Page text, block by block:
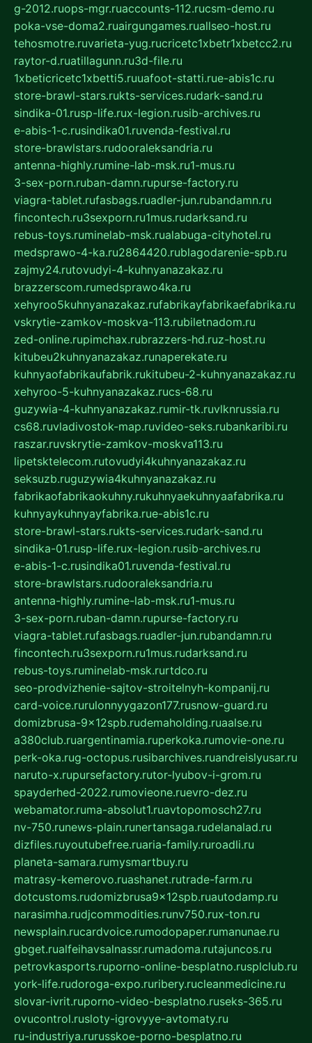
g-2012.ruops-mgr.ruaccounts-112.rucsm-demo.ru
poka-vse-doma2.ruairgungames.ruallseo-host.ru
tehosmotre.ruvarieta-yug.rucricetc1xbetr1xbetcc2.ru
raytor-d.ruatillagunn.ru3d-file.ru
1xbeticricetc1xbetti5.ruuafoot-statti.rue-abis1c.ru
store-brawl-stars.rukts-services.rudark-sand.ru
sindika-01.rusp-life.rux-legion.rusib-archives.ru
e-abis-1-c.rusindika01.ruvenda-festival.ru
store-brawlstars.rudooraleksandria.ru
antenna-highly.rumine-lab-msk.ru1-mus.ru
3-sex-porn.ruban-damn.rupurse-factory.ru
viagra-tablet.rufasbags.ruadler-jun.rubandamn.ru
fincontech.ru3sexporn.ru1mus.rudarksand.ru
rebus-toys.ruminelab-msk.rualabuga-cityhotel.ru
medsprawo-4-ka.ru2864420.rublagodarenie-spb.ru
zajmy24.rutovudyi-4-kuhnyanazakaz.ru
brazzerscom.rumedsprawo4ka.ru
xehyroo5kuhnyanazakaz.rufabrikayfabrikaefabrika.ru
vskrytie-zamkov-moskva-113.rubiletnadom.ru
zed-online.rupimchax.rubrazzers-hd.ruz-host.ru
kitubeu2kuhnyanazakaz.runaperekate.ru
kuhnyaofabrikaufabrik.rukitubeu-2-kuhnyanazakaz.ru
xehyroo-5-kuhnyanazakaz.rucs-68.ru
guzywia-4-kuhnyanazakaz.rumir-tk.ruvlknrussia.ru
cs68.ruvladivostok-map.ruvideo-seks.rubankaribi.ru
raszar.ruvskrytie-zamkov-moskva113.ru
lipetsktelecom.rutovudyi4kuhnyanazakaz.ru
seksuzb.ruguzywia4kuhnyanazakaz.ru
fabrikaofabrikaokuhny.rukuhnyaekuhnyaafabrika.ru
kuhnyaykuhnyayfabrika.rue-abis1c.ru
store-brawl-stars.rukts-services.rudark-sand.ru
sindika-01.rusp-life.rux-legion.rusib-archives.ru
e-abis-1-c.rusindika01.ruvenda-festival.ru
store-brawlstars.rudooraleksandria.ru
antenna-highly.rumine-lab-msk.ru1-mus.ru
3-sex-porn.ruban-damn.rupurse-factory.ru
viagra-tablet.rufasbags.ruadler-jun.rubandamn.ru
fincontech.ru3sexporn.ru1mus.rudarksand.ru
rebus-toys.ruminelab-msk.rurtdco.ru
seo-prodvizhenie-sajtov-stroitelnyh-kompanij.ru
card-voice.rurulonnyygazon177.rusnow-guard.ru
domizbrusa-9x12spb.rudemaholding.ruaalse.ru
a380club.ruargentinamia.ruperkoka.rumovie-one.ru
perk-oka.rug-octopus.rusibarchives.ruandreislyusar.ru
naruto-x.rupursefactory.rutor-lyubov-i-grom.ru
spayderhed-2022.rumovieone.ruevro-dez.ru
webamator.ruma-absolut1.ruavtopomosch27.ru
nv-750.runews-plain.runertansaga.rudelanalad.ru
dizfiles.ruyoutubefree.ruaria-family.ruroadli.ru
planeta-samara.rumysmartbuy.ru
matrasy-kemerovo.ruashanet.rutrade-farm.ru
dotcustoms.rudomizbrusa9x12spb.ruautodamp.ru
narasimha.rudjcommodities.runv750.rux-ton.ru
newsplain.rucardvoice.rumodopaper.rumanunae.ru
gbget.rualfeihavsalnassr.rumadoma.rutajuncos.ru
petrovkasports.ruporno-online-besplatno.rusplclub.ru
york-life.rudoroga-expo.ruribery.rucleanmedicine.ru
slovar-ivrit.ruporno-video-besplatno.ruseks-365.ru
ovucontrol.rusloty-igrovyye-avtomaty.ru
ru-industriya.rurusskoe-porno-besplatno.ru